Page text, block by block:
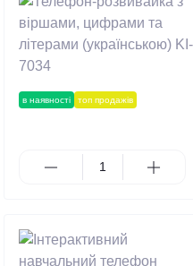
в наявності топ продажів